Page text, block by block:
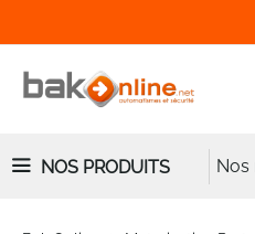
NOS PRODUITS Nos